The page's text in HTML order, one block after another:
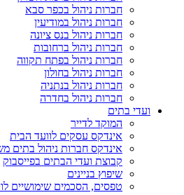
חברות ניהול בכפר סבא
חברות ניהול במודיעין
חברות ניהול בנס ציונה
חברות ניהול ברחובות
חברות ניהול בפתח תקווה
חברות ניהול בחולון
חברות ניהול בנתניה
חברות ניהול בחדרה
ועדי בתים
המוקד לדייר
אינדקס עסקים לוועד הבית
אינדקס חברות ניהול בתים
קבוצת ועדי הבתים בפייסבוק
שיפוץ בניינים
טפסים, הסכמים שימושיים